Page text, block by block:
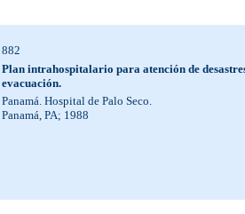
882
Plan intrahospitalario para atención de
evacuación.
Panamá. Hospital de Palo Seco.
Panamá, PA; 1988